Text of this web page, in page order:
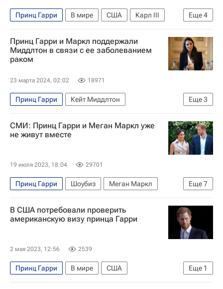
Еще4
Принц Гарри В мире США
Карл III
Великобритания
Лондон
Меган Маркл
Принцесса Уэльская Кейт Миддлтон
Принц Гарри и Маркл поддержали
Миддлтон в связи с ее заболеванием
раком
23 марта 2024, 02:02 18971
Еще3
Принц Гарри
Кейт Миддлтон
Меган Маркл
В мире Великобритания
СМИ: Принц Гарри и Меган Маркл уже
не живут вместе
19 июля 2023, 18:04 29701
Еще7
Принц Гарри Шоубиз
Меган Маркл
Африка
США Калифорния
Карл III
Netflix
Знаменитости Великобритания
В США потребовали проверить
американскую визу принца Гарри
2 мая 2023, 12:56 2539
Еще 1
Принц Гарри В мире
США
Великобритания